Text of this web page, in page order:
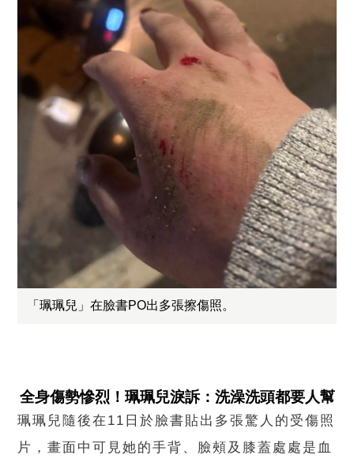
「珮珮兒」在臉書PO出多張擦傷照。
全身傷勢慘烈！珮珮兒淚訴：洗澡洗頭都要人幫
珮珮兒隨後在11日於臉書貼出多張驚人的受傷照
片，畫面中可見她的手背、臉頰及膝蓋處處是血